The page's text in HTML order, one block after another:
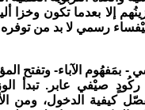
إلا بعدما تكون وخزا
رسمي لا بد من
الآباء- وتفتح
ركُودٍ صيْفي عابر. تبدأ
كيفية الدخول، ومن